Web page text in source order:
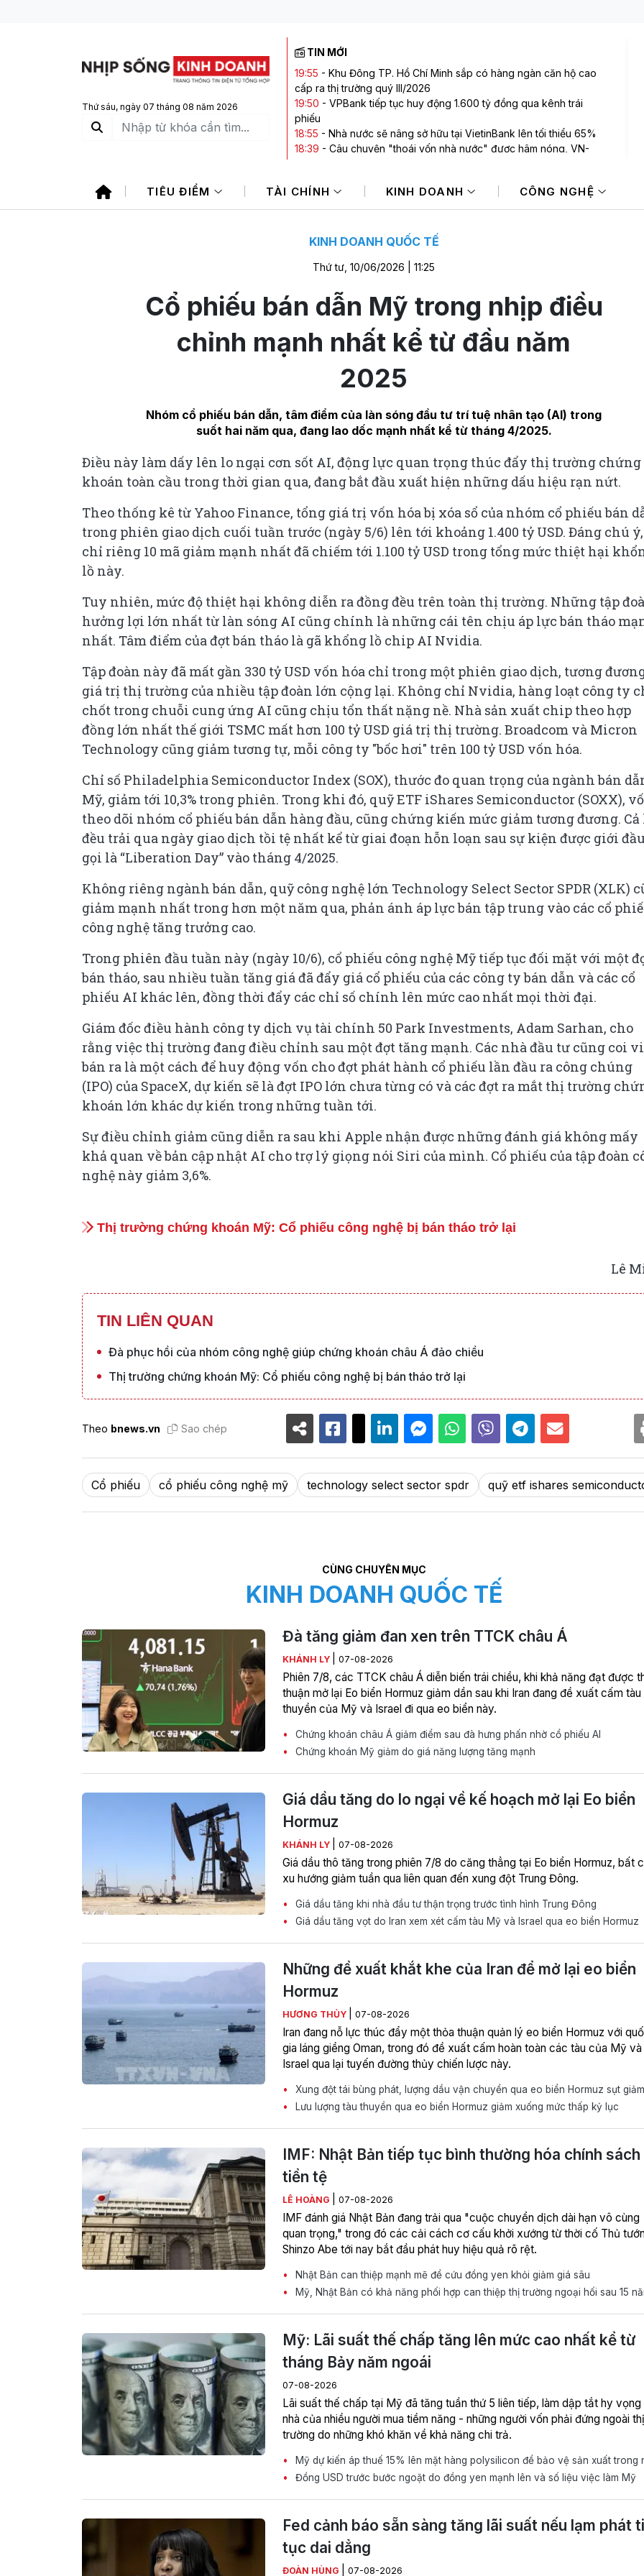
Thứ sáu, ngày 07 tháng 08 năm 2026
TIN MỚI
19:55 - Khu Đông TP. Hồ Chí Minh sắp có hàng ngàn căn hộ cao
cấp ra thị trường quý III/2026
19:50 - VPBank tiếp tục huy động 1.600 tỷ đồng qua kênh trái
phiếu
18:55 - Nhà nước sẽ nâng sở hữu tại VietinBank lên tối thiểu 65%
18:39 - Câu chuyện "thoái vốn nhà nước" được hâm nóng, VN-
17:28- Giá vàng hướng tới tuần tăng mạnh nhất kể từ tháng 1/2026
TIÊU ĐIỂM TÀI CHÍNH KINH DOANH CÔNG NGHỆ
KINH DOANH QUỐC TẾ
Thứ tư, 10/06/2026 | 11:25
Cổ phiếu bán dẫn Mỹ trong nhịp điều
chỉnh mạnh nhất kể từ đầu năm
2025
Nhóm cổ phiếu bán dẫn, tâm điểm của làn sóng đầu tư trí tuệ nhân tạo (AI) trong
suốt hai năm qua, đang lao dốc mạnh nhất kể từ tháng 4/2025.
Điều này làm dấy lên lo ngại cơn sốt AI, động lực quan trọng thúc đẩy thị trường chứng
khoán toàn cầu trong thời gian qua, đang bắt đầu xuất hiện những dấu hiệu rạn nứt.
Theo thống kê từ Yahoo Finance, tổng giá trị vốn hóa bị xóa sổ của nhóm cổ phiếu bán
trong phiên giao dịch cuối tuần trước (ngày 5/6) lên tới khoảng 1.400 tỷ USD. Đáng chú ý,
chỉ riêng 10 mã giảm mạnh nhất đã chiếm tới 1.100 tỷ USD trong tổng mức thiệt hại
lồ này.
Tuy nhiên, mức độ thiệt hại không diễn ra đồng đều trên toàn thị trường. Những tập
hưởng lợi lớn nhất từ làn sóng AI cũng chính là những cái tên chịu áp lực bán tháo
nhất. Tâm điểm của đợt bán tháo là gã khổng lồ chip AI Nvidia.
Tập đoàn này đã mất gần 330 tỷ USD vốn hóa chỉ trong một phiên giao dịch, tương
giá trị thị trường của nhiều tập đoàn lớn cộng lại. Không chỉ Nvidia, hàng loạt công ty
chốt trong chuỗi cung ứng AI cũng chịu tổn thất nặng nề. Nhà sản xuất chip theo hợp
đồng lớn nhất thế giới TSMC mất hơn 100 tỷ USD giá trị thị trường. Broadcom và Micron
Technology cũng giảm tương tự, mỗi công ty "bốc hơi" trên 100 tỷ USD vốn hóa.
Chỉ số Philadelphia Semiconductor Index (SOX), thước đo quan trọng của ngành bán
Mỹ, giảm tới 10,3% trong phiên. Trong khi đó, quỹ ETF iShares Semiconductor (SOXX),
theo dõi nhóm cổ phiếu bán dẫn hàng đầu, cũng chứng kiến mức giảm tương đương.
đều trải qua ngày giao dịch tồi tệ nhất kể từ giai đoạn hỗn loạn sau sự kiện được giới
gọi là “Liberation Day” vào tháng 4/2025.
Không riêng ngành bán dẫn, quỹ công nghệ lớn Technology Select Sector SPDR (XLK)
giảm mạnh nhất trong hơn một năm qua, phản ánh áp lực bán tập trung vào các cổ
công nghệ tăng trưởng cao.
Trong phiên đầu tuần này (ngày 10/6), cổ phiếu công nghệ Mỹ tiếp tục đối mặt với một
bán tháo, sau nhiều tuần tăng giá đã đẩy giá cổ phiếu của các công ty bán dẫn và các cổ
phiếu AI khác lên, đồng thời đẩy các chỉ số chính lên mức cao nhất mọi thời đại.
Giám đốc điều hành công ty dịch vụ tài chính 50 Park Investments, Adam Sarhan, cho
rằng việc thị trường đang điều chỉnh sau một đợt tăng mạnh. Các nhà đầu tư cũng coi
bán ra là một cách để huy động vốn cho đợt phát hành cổ phiếu lần đầu ra công chúng
(IPO) của SpaceX, dự kiến sẽ là đợt IPO lớn chưa từng có và các đợt ra mắt thị trường
khoán lớn khác dự kiến trong những tuần tới.
Sự điều chỉnh giảm cũng diễn ra sau khi Apple nhận được những đánh giá không mấy
khả quan về bản cập nhật AI cho trợ lý giọng nói Siri của mình. Cổ phiếu của tập đoàn
nghệ này giảm 3,6%.
Thị trường chứng khoán Mỹ: Cổ phiếu công nghệ bị bán tháo trở lại
Lê
TIN LIÊN QUAN
Đà phục hồi của nhóm công nghệ giúp chứng khoán châu Á đảo chiều
Thị trường chứng khoán Mỹ: Cổ phiếu công nghệ bị bán tháo trở lại
Theo bnews.vn Sao chép
Cổ phiếu cổ phiếu công nghệ mỹ technology select sector spdr quỹ etf ishares
CÙNG CHUYÊN MỤC
KINH DOANH QUỐC TẾ
Đà tăng giảm đan xen trên TTCK châu Á
KHÁNH LY 07-08-2026
Phiên 7/8, các TTCK châu Á diễn biến trái chiều, khi khả năng đạt được
thuận mở lại Eo biển Hormuz giảm dần sau khi Iran đang đề xuất cấm tàu
thuyền của Mỹ và Israel đi qua eo biển này.
Chứng khoán châu Á giảm điểm sau đà hưng phấn nhờ cổ phiếu AI
Chứng khoán Mỹ giảm do giá năng lượng tăng mạnh
Giá dầu tăng do lo ngại về kế hoạch mở lại Eo biển
Hormuz
KHÁNH LY 07-08-2026
Giá dầu thô tăng trong phiên 7/8 do căng thẳng tại Eo biển Hormuz, bất
xu hướng giảm tuần qua liên quan đến xung đột Trung Đông.
Giá dầu tăng khi nhà đầu tư thận trọng trước tình hình Trung Đông
Giá dầu tăng vọt do Iran xem xét cấm tàu Mỹ và Israel qua eo biển Hormuz
Những đề xuất khắt khe của Iran để mở lại eo biển
Hormuz
HƯƠNG THỦY 07-08-2026
Iran đang nỗ lực thúc đẩy một thỏa thuận quản lý eo biển Hormuz với
gia láng giềng Oman, trong đó đề xuất cấm hoàn toàn các tàu của Mỹ và
Israel qua lại tuyến đường thủy chiến lược này.
Xung đột tái bùng phát, lượng dầu vận chuyển qua eo biển Hormuz sụt giảm
Lưu lượng tàu thuyền qua eo biển Hormuz giảm xuống mức thấp kỷ lục
IMF: Nhật Bản tiếp tục bình thường hóa chính sách
tiền tệ
LÊ HOÀNG 07-08-2026
IMF đánh giá Nhật Bản đang trải qua "cuộc chuyển dịch dài hạn vô cùng
quan trọng," trong đó các cải cách cơ cấu khởi xướng từ thời cố Thủ
Shinzo Abe tới nay bắt đầu phát huy hiệu quả rõ rệt.
Nhật Bản can thiệp mạnh mẽ để cứu đồng yen khỏi giảm giá sâu
Mỹ, Nhật Bản có khả năng phối hợp can thiệp thị trường ngoại hối sau 15
Mỹ: Lãi suất thế chấp tăng lên mức cao nhất kể từ
tháng Bảy năm ngoái
07-08-2026
Lãi suất thế chấp tại Mỹ đã tăng tuần thứ 5 liên tiếp, làm dập tắt hy vọng
nhà của nhiều người mua tiềm năng - những người vốn phải đứng ngoài thị
trường do những khó khăn về khả năng chi trả.
Mỹ dự kiến áp thuế 15% lên mặt hàng polysilicon để bảo vệ sản xuất trong
Đồng USD trước bước ngoặt do đồng yen mạnh lên và số liệu việc làm Mỹ
Fed cảnh báo sẵn sàng tăng lãi suất nếu lạm phát
tục dai dẳng
ĐOÀN HÙNG 07-08-2026